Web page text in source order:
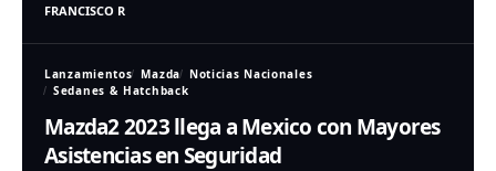
FRANCISCO R
Lanzamientos Mazda
Noticias Nacionales
Sedanes & Hatchback
Mazda2 2023 llega a Mexico con Mayores
Asistencias en Seguridad